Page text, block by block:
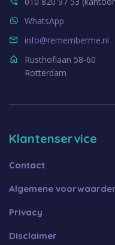
WhatsApp
info@rememberme.nl
Rusthoflaan 58-60
Rotterdam
Klantenservice
Contact
Algemene
Privacy
Disclaimer